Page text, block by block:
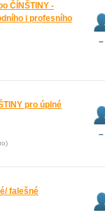
ČÍNŠTINY -
i profesního
–
pro úplné
–
falešné